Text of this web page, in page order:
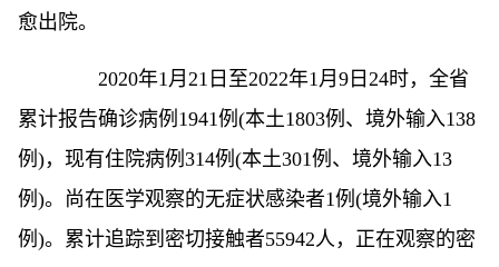
愈出院。
2020年1月21日至2022年1月9日24时，全省
累计报告确诊病例1941例(本土1803例、境外输入138
例)，现有住院病例314例(本土301例、境外输入13
例)。尚在医学观察的无症状感染者1例(境外输入1
例)。累计追踪到密切接触者55942人，正在观察的密